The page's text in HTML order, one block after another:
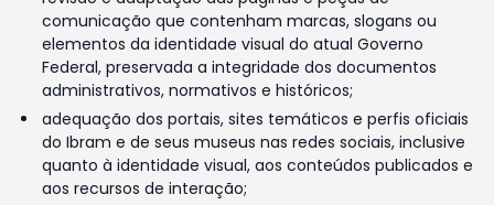
comunicação que contenham marcas, slogans ou
elementos da identidade visual do atual Governo
Federal, preservada a integridade dos documentos
administrativos, normativos e históricos;
adequação dos portais, sites temáticos e perfis oficiais
do Ibram e de seus museus nas redes sociais, inclusive
quanto à identidade visual, aos conteúdos publicados e
aos recursos de interação;